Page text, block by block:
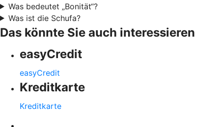
Was bedeutet „Bonität“?
Was ist die Schufa?
Das könnte Sie auch interessieren
easyCredit
easyCredit
Kreditkarte
Kreditkarte